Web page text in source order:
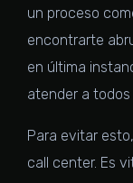
un proceso
encontrarte
en última
atender a
Para evitar
call center. Es